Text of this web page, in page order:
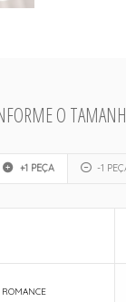
O
+1 PEÇA -1
ROMANCE